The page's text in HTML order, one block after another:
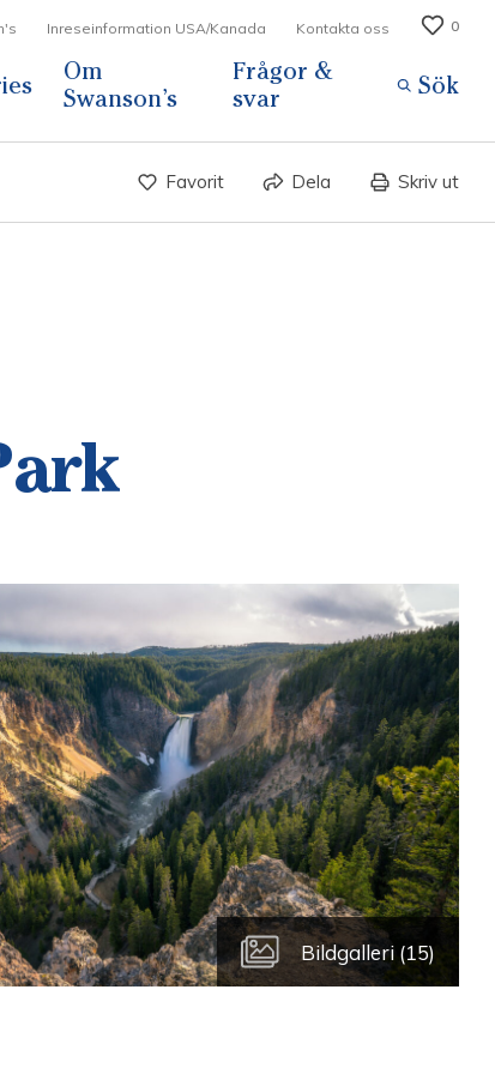
Inreseinformation USA/Kanada Kontakta oss 0
Om
Swanson’s
Frågor &
svar
Sök
Favorit Dela Skriv ut
Bildgalleri (15)